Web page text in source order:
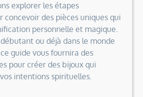
explorer les étapes
concevoir des pièces uniques qui
personnelle et magique.
ou déjà dans le monde
guide vous fournira des
pour créer des bijoux qui
intentions spirituelles.